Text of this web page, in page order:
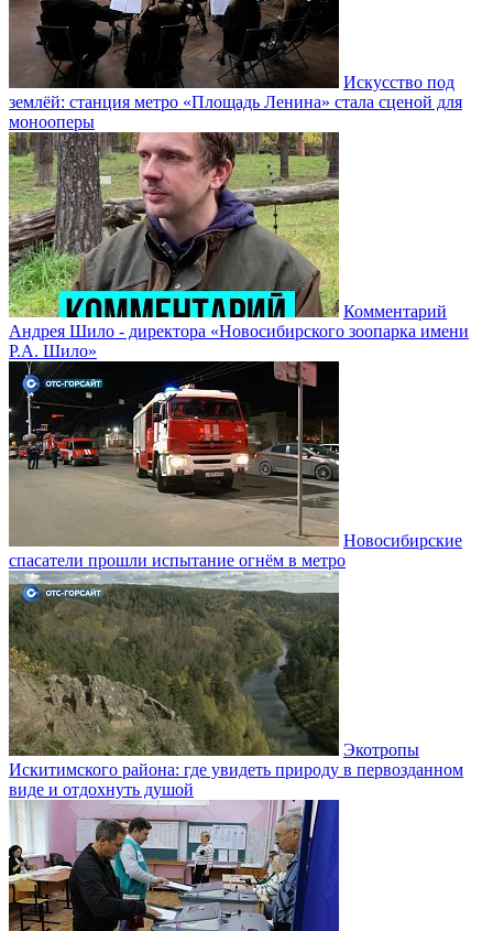
Искусство под
землёй: станция метро «Площадь Ленина» стала сценой для
монооперы
Комментарий
Андрея Шило - директора «Новосибирского зоопарка имени
Р.А. Шило»
Новосибирские
спасатели прошли испытание огнём в метро
Экотропы
Искитимского района: где увидеть природу в первозданном
виде и отдохнуть душой